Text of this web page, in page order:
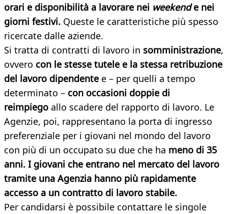
orari e disponibilità a lavorare nei weekende nei
giorni festivi. Queste le caratteristiche più spesso
ricercate dalle aziende.
Si tratta di contratti di lavoro in somministrazione,
ovvero con le stesse tutele e la stessa retribuzione
del lavoro dipendente e – per quelli a tempo
determinato – con occasioni doppie di
reimpiego allo scadere del rapporto di lavoro. Le
Agenzie, poi, rappresentano la porta di ingresso
preferenziale per i giovani nel mondo del lavoro
con più di un occupato su due che ha meno di 35
anni. I giovani che entrano nel mercato del lavoro
tramite una Agenzia hanno più rapidamente
accesso a un contratto di lavoro stabile.
Per candidarsi è possibile contattare le singole